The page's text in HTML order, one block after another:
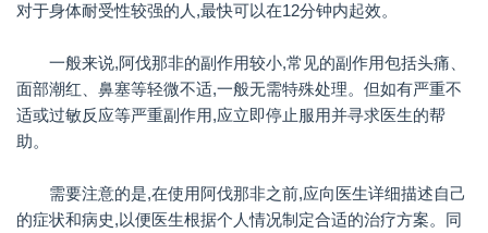
对于身体耐受性较强的人,最快可以在12分钟内起效。
一般来说,阿伐那非的副作用较小,常见的副作用包括头痛、
面部潮红、鼻塞等轻微不适,一般无需特殊处理。但如有严重不
适或过敏反应等严重副作用,应立即停止服用并寻求医生的帮
助。
需要注意的是,在使用阿伐那非之前,应向医生详细描述自己
的症状和病史,以便医生根据个人情况制定合适的治疗方案。同